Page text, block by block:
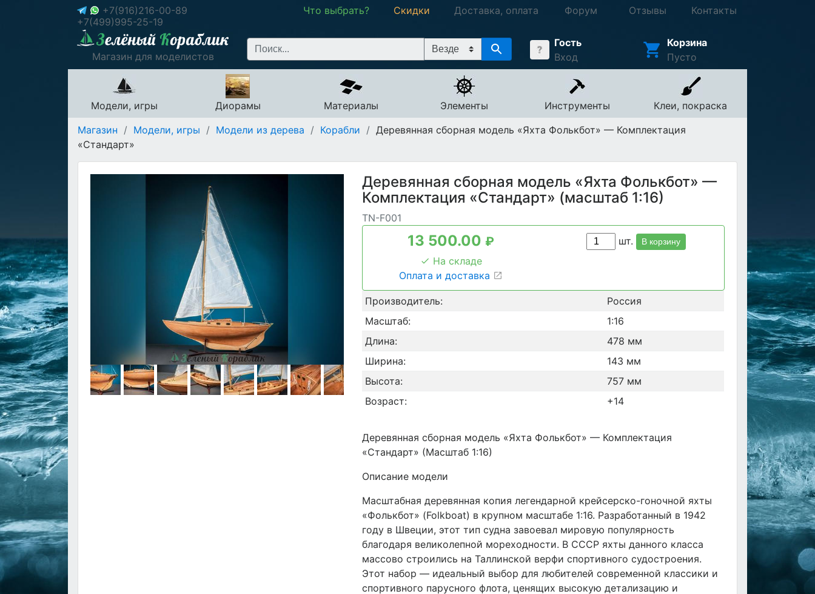
+7(916)216-00-89
+7(499)995-25-19
Что выбрать? Скидки Доставка, оплата Форум Отзывы Контакты
Магазин для моделистов
Гость
Вход
Корзина
Пусто
Модели, игры Диорамы Материалы Элементы Инструменты
Клеи, покраска
Магазин / Модели, игры / Модели из дерева / Корабли / Деревянная сборная модель «Яхта Фолькбот» — Комплектация
«Стандарт»
Деревянная сборная модель «Яхта Фолькбот» —
Комплектация «Стандарт» (масштаб 1:16)
TN-F001
13 500.00 ₽
На складе
Оплата и доставка
шт. В корзину
Производитель:
Россия
Масштаб:
1:16
Длина:
478 мм
Ширина:
143 мм
Высота:
757 мм
Возраст:
+14
Деревянная сборная модель «Яхта Фолькбот» — Комплектация
«Стандарт» (Масштаб 1:16)
Описание модели
Масштабная деревянная копия легендарной крейсерско-гоночной яхты
«Фолькбот» (Folkboat) в крупном масштабе 1:16. Разработанный в 1942
году в Швеции, этот тип судна завоевал мировую популярность
благодаря великолепной мореходности. В СССР яхты данного класса
массово строились на Таллинской верфи спортивного судостроения.
Этот набор — идеальный выбор для любителей современной классики и
спортивного парусного флота, ценящих высокую детализацию и